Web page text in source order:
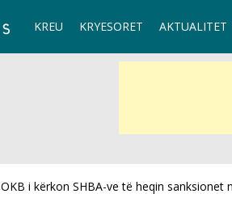
KREU KRYESORET AKTUALITET
OKB i kërkon SHBA-ve të heqin sanksionet